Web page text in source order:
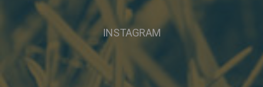
INSTAGRAM